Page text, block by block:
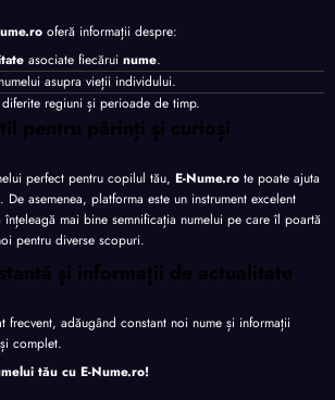
oferă informații despre:
asociate fiecărui nume.
asupra vieții individului.
regiuni și perioade de timp.
pentru părinți și curioși
perfect pentru copilul tău, E-Nume.ro te poate ajuta
asemenea, platforma este un instrument excelent
mai bine semnificația numelui pe care îl poartă
pentru diverse scopuri.
și informații de actualitate
frecvent, adăugând constant noi nume și informații
complet.
tău cu E-Nume.ro!